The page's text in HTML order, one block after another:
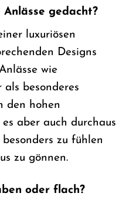
gedacht?
luxuriösen
Designs
wie
besonderes
den hohen
aber auch durchaus
zu fühlen
zu gönnen.
oder flach?